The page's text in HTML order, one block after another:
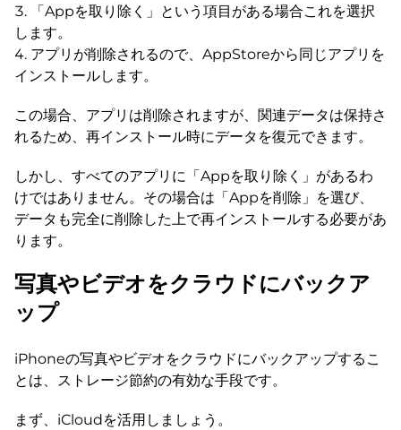
「Appを取り除く」という項目がある場合これを選択
します。
アプリが削除されるので、AppStoreから同じアプリを
インストールします。
この場合、アプリは削除されますが、関連データは保持さ
れるため、再インストール時にデータを復元できます。
しかし、すべてのアプリに「Appを取り除く」があるわ
けではありません。その場合は「Appを削除」を選び、
データも完全に削除した上で再インストールする必要があ
ります。
写真やビデオをクラウドにバックア
ップ
iPhoneの写真やビデオをクラウドにバックアップするこ
とは、ストレージ節約の有効な手段です。
まず、iCloudを活用しましょう。